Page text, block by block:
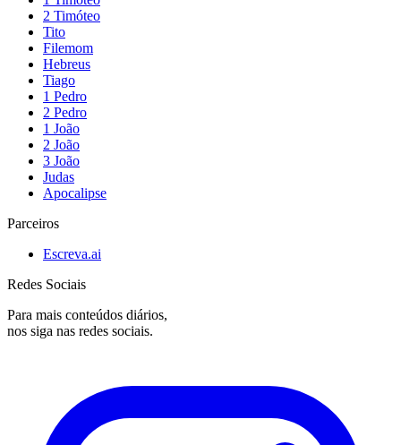
2 Timóteo
Tito
Filemom
Hebreus
Tiago
1 Pedro
2 Pedro
1 João
2 João
3 João
Judas
Apocalipse
Parceiros
Escreva.ai
Redes Sociais
Para mais conteúdos diários,
nos siga nas redes sociais.